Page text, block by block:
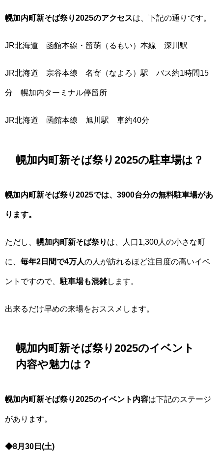
幌加内町新そば祭り2025のアクセスは、下記の通りです。
JR北海道 函館本線・留萌（るもい）本線 深川駅
JR北海道 宗谷本線 名寄（なよろ）駅 バス約1時間15
分 幌加内ターミナル停留所
JR北海道 函館本線 旭川駅 車約40分
幌加内町新そば祭り2025の駐車場は？
幌加内町新そば祭り2025では、3900台分の無料駐車場があ
ります。
ただし、 幌加内町新そば祭り は、人口1,300人の小さな町
に、 毎年2日間で4万人の人が訪れるほど注目度の高いイベ
ントですので、 駐車場も混雑します。
出来るだけ早めの来場をおススメします。
幌加内町新そば祭り2025のイベント
内容や魅力は？
幌加内町新そば祭り2025のイベント内容は下記のステージ
があります。
◆8月30日(土)